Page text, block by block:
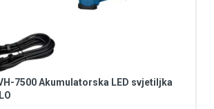
7500 Akumulatorska LED svjetiljka